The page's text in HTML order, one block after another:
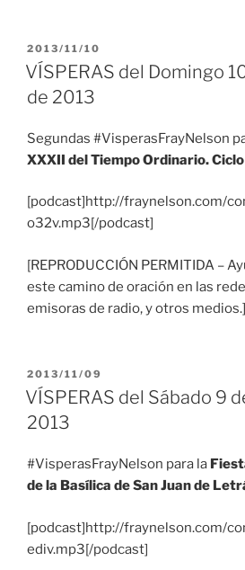
PUBLICADO
EL
2013/11/10
VÍSPERAS del Domingo
de 2013
Segundas #VisperasFrayNelson
XXXII del Tiempo Ordinario. Ciclo
[podcast]http://fraynelson.com/
o32v.mp3[/podcast]
[REPRODUCCIÓN PERMITIDA –
este camino de oración en las
emisoras de radio, y otros medios.]
PUBLICADO
EL
2013/11/09
VÍSPERAS del Sábado 9
2013
#VisperasFrayNelson para la
de la Basílica de San Juan de
[podcast]http://fraynelson.com/
ediv.mp3[/podcast]